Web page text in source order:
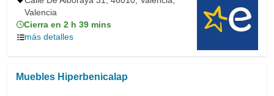
Valencia
Cierra en 2 h 39 mins
más detalles
Muebles Hiperbenicalap